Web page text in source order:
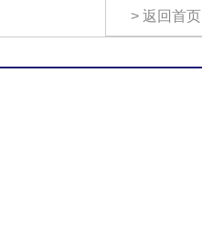
> 返回首页